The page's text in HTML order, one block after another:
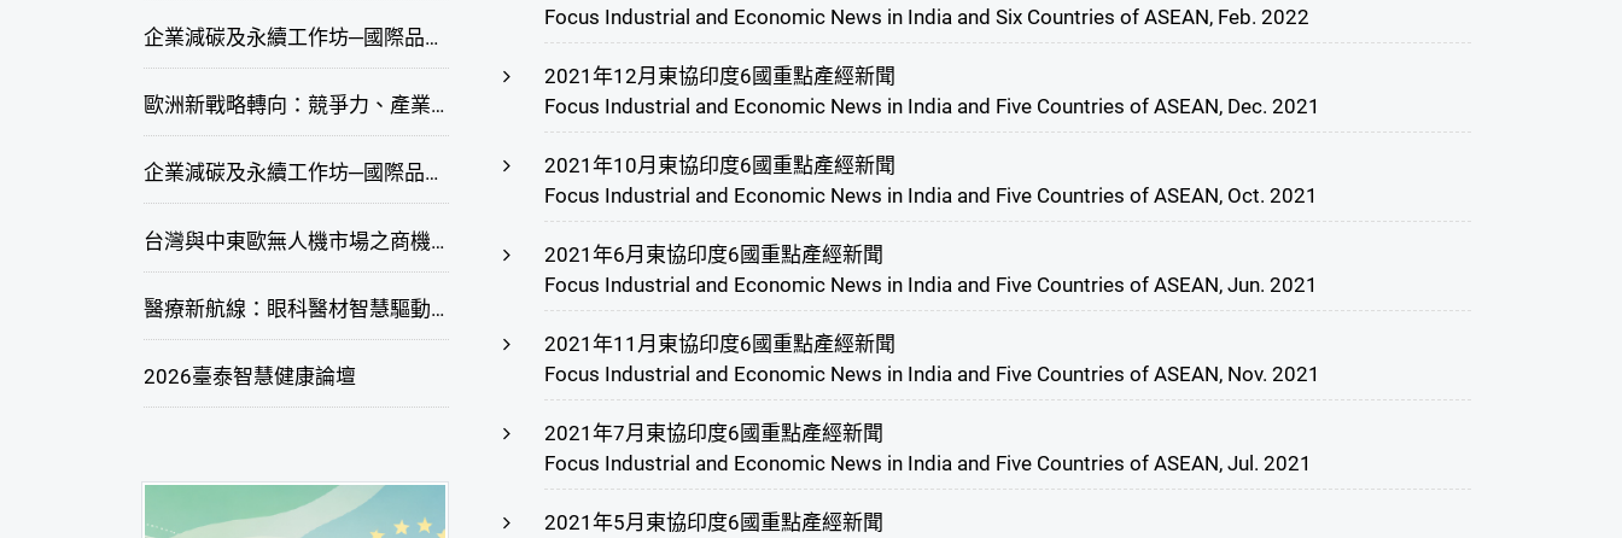
企業減碳及永續工作坊─國際品牌綠色供應鏈永續管理與實務演練(高雄場)
歐洲新戰略轉向：競爭力、產業自主與供應鏈重塑線上研討會
企業減碳及永續工作坊─國際品牌綠色供應鏈永續管理與實務演練(臺北場)
台灣與中東歐無人機市場之商機與挑戰座談會
醫療新航線：眼科醫材智慧驅動，數位醫療落地布局線上研討會
2026臺泰智慧健康論壇
Focus Industrial and Economic News in India and Six Countries of ASEAN, Feb. 2022
2021年12月東協印度6國重點產經新聞
Focus Industrial and Economic News in India and Five Countries of ASEAN, Dec. 2021
2021年10月東協印度6國重點產經新聞
Focus Industrial and Economic News in India and Five Countries of ASEAN, Oct. 2021
2021年6月東協印度6國重點產經新聞
Focus Industrial and Economic News in India and Five Countries of ASEAN, Jun. 2021
2021年11月東協印度6國重點產經新聞
Focus Industrial and Economic News in India and Five Countries of ASEAN, Nov. 2021
2021年7月東協印度6國重點產經新聞
Focus Industrial and Economic News in India and Five Countries of ASEAN, Jul. 2021
2021年5月東協印度6國重點產經新聞